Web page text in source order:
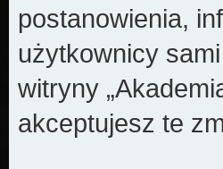
postanowienia,
użytkownicy
witryny
akceptujesz te